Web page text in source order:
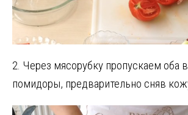
2. Через мясорубку пропускаем оба
помидоры, предварительно сняв